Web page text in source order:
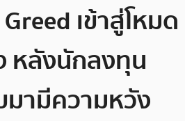
เข้าสู่โหมด
หลังนักลงทุน
ามีความหวัง